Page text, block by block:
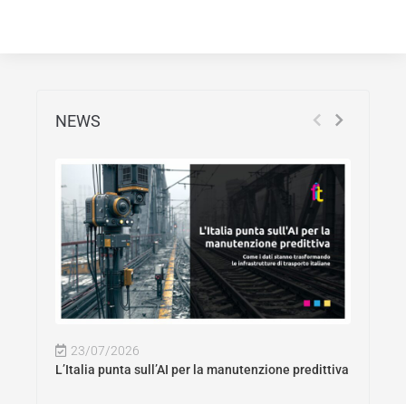
NEWS
23/07/2026
L’Italia punta sull’AI per la manutenzione predittiva